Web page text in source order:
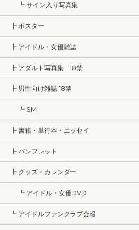
┗ サイン入り写真集
┣ ポスター
┣ アイドル・女優雑誌
┣ アダルト写真集 18禁
┣ 男性向け雑誌 18禁
┗ SM
┣ 書籍・単行本・エッセイ
┣ パンフレット
┣ グッズ・カレンダー
┗ アイドル・女優DVD
┗ アイドルファンクラブ会報